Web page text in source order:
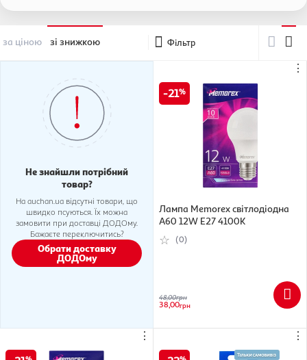
за ціною зі знижкою Фільтр
Не знайшли потрібний
товар?
На auchan.ua відсутні товари, що
швидко псуються. Їх можна
замовити при доставці ДОДОму.
Бажаєте переключитись?
Обрати доставку
ДОДОму
⋮
21
Лампа Memorex світлодіодна
A60 12W E27 4100K
(0)
48,00грн
38,00грн
⋮
⋮